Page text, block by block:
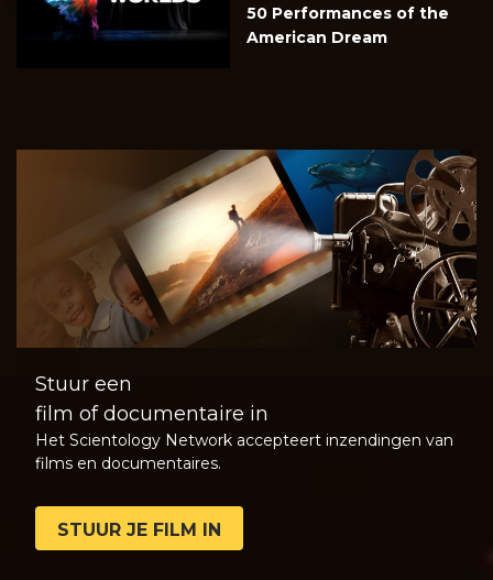
50 Performances of the
American Dream
Stuur een
film of documentaire in
Het Scientology Network accepteert inzendingen van
films en documentaires.
STUUR JE FILM IN